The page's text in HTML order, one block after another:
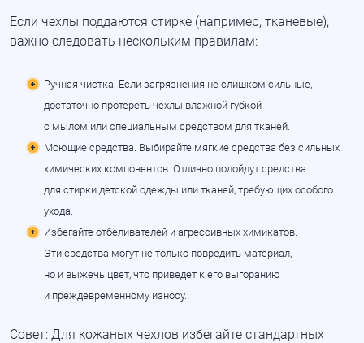
Если чехлы поддаются стирке (например, тканевые),
важно следовать нескольким правилам:
Ручная чистка. Если загрязнения не слишком сильные,
достаточно протереть чехлы влажной губкой
с мылом или специальным средством для тканей.
Моющие средства. Выбирайте мягкие средства без сильных
химических компонентов. Отлично подойдут средства
для стирки детской одежды или тканей, требующих особого
ухода.
Избегайте отбеливателей и агрессивных химикатов.
Эти средства могут не только повредить материал,
но и выжечь цвет, что приведет к его выгоранию
и преждевременному износу.
Совет: Для кожаных чехлов избегайте стандартных